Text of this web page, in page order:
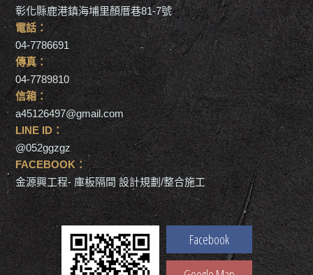
彰化縣鹿港鎮海埔里顏厝巷81-7號
電話：
04-7786691
傳真：
04-7789810
信箱：
a45126497@gmail.com
LINE ID：
@052ggzgz
FACEBOOK：
金源興工程- 庫板隔間 設計規劃/整合施工
Facebook